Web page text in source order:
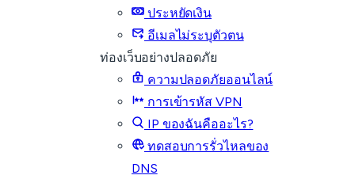
ประหยัดเงิน
อีเมลไม่ระบุตัวตน
ท่องเว็บอย่างปลอดภัย
ความปลอดภัยออนไลน์
การเข้ารหัส VPN
IP ของฉันคืออะไร?
ทดสอบการรั่วไหลของ
DNS